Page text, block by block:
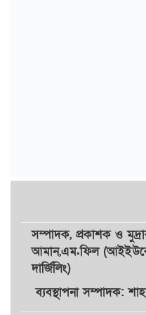
সম্পাদক, প্রকাশকও
আমান,এম.ফিল
দার্জিলিং)
ব্যবস্থাপনা সম্পাদক: